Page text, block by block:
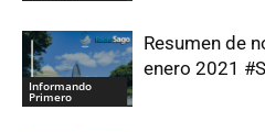
Informando
Primero
Resumen de
enero 2021